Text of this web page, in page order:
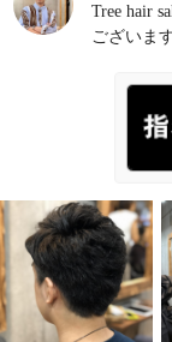
Tree hair
ございま